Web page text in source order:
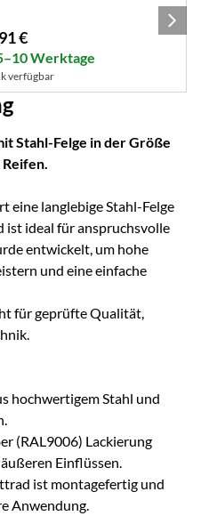
€
Werktage
verfügbar
Stahl-Felge in der Größe
eine langlebige Stahl-Felge
ist ideal für anspruchsvolle
entwickelt, um hohe
und eine einfache
für geprüfte Qualität,
hochwertigem Stahl und
(RAL9006) Lackierung
Einflüssen.
ist montagefertig und
Anwendung.